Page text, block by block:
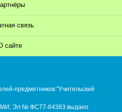
связь
сайте
предметников "Учительский
Эл № ФС77-64383 выдано